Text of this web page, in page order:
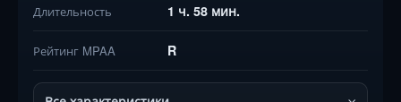
Длительность 1 ч. 58 мин.
Рейтинг MPAA R